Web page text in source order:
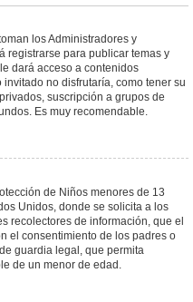
los Administradores y
registrarse para publicar temas y
dará acceso a contenidos
no disfrutaría, como tener su
suscripción a grupos de
Es muy recomendable.
de Niños menores de 13
Unidos, donde se solicita a los
recolectores de información, que el
el consentimiento de los padres o
guardia legal, que permita
de un menor de edad.